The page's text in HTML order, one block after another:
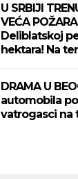
U SRBIJI
VEĆA
Deliblatskoj
hektara! Na
DRAMA U
automobila
vatrogasci na